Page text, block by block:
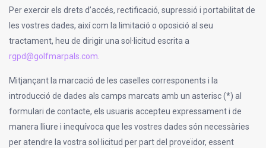
Per exercir els drets d’accés, rectificació, supressió i portabilitat de
les vostres dades, així com la limitació o oposició al seu
tractament, heu de dirigir una sol·licitud escrita a
rgpd@golfmarpals.com
Mitjançant la marcació de les caselles corresponents i la
introducció de dades als camps marcats amb un asterisc (*) al
formulari de contacte, els usuaris accepteu expressament i de
manera lliure i inequívoca que les vostres dades són necessàries
per atendre la vostra sol·licitud per part del proveïdor, essent